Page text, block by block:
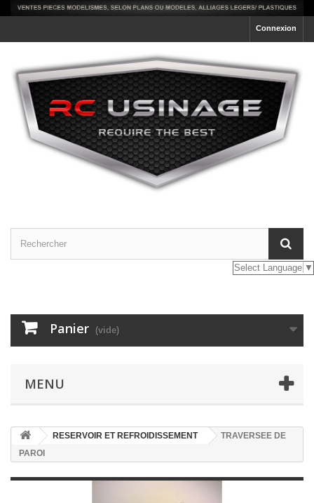
Connexion
Select Language ▼
Panier (vide)
MENU
RESERVOIR ET REFROIDISSEMENT
TRAVERSEE DE
PAROI